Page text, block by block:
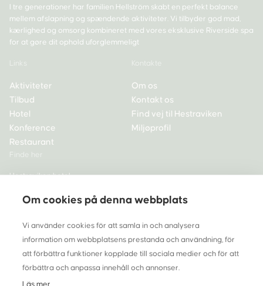
Om cookies på denna webbplats
Vi använder cookies för att samla in och analysera
information om webbplatsens prestanda och användning, för
att förbättra funktioner kopplade till sociala medier och för att
förbättra och anpassa innehåll och annonser.
Läs mer
I tre generationer har familien Hellström skabt en perfekt balance
mellem afslapning og spændende aktiviteter. Vi tilbyder god mad,
kærlighed og omsorg kombineret med vores eksklusive Riverside spa
for at gøre dit ophold uforglemmeligt
Links
Aktiviteter
Tilbud
Hotel
Konference
Restaurant
Kontakte
Om os
Kontakt os
Find vej til Hestraviken
Miljøprofil
Hestraviken hotel,
335 72 Hestra
info@hestraviken.se
Org nr 556262-5565